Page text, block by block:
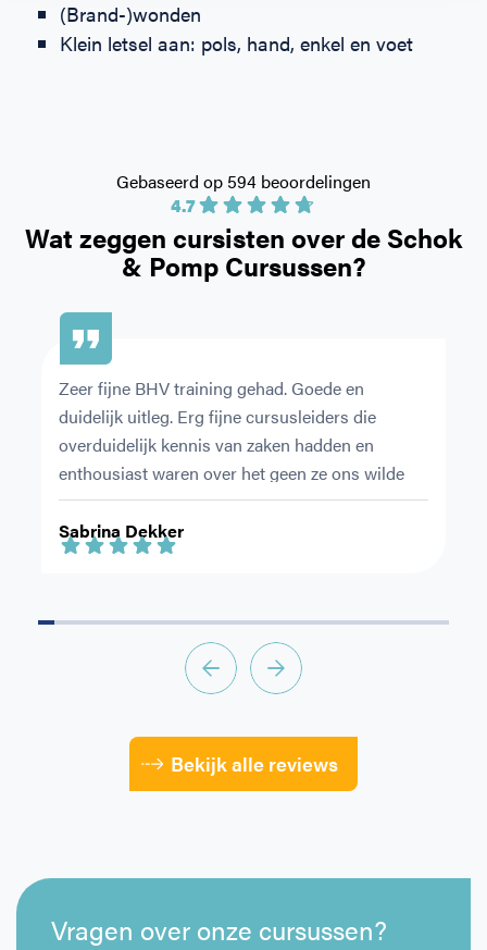
(Brand-)wonden
Klein letsel aan: pols, hand, enkel en voet
Wat zeggen cursisten over de Schok
& Pomp Cursussen?
4.7
Gebaseerd op 594 beoordelingen
Sabrina Dekker
Zeer fijne BHV training gehad. Goede en
duidelijk uitleg. Erg fijne cursusleiders die
overduidelijk kennis van zaken hadden en
enthousiast waren over het geen ze ons wilde
leren.
Bekijk alle reviews
Vragen over onze cursussen?